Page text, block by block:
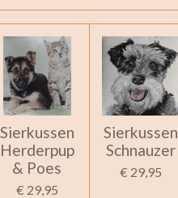
Sierkussen
Herderpup
& Poes
€ 29,95
Sierkussen
Schnauzer
€ 29,95